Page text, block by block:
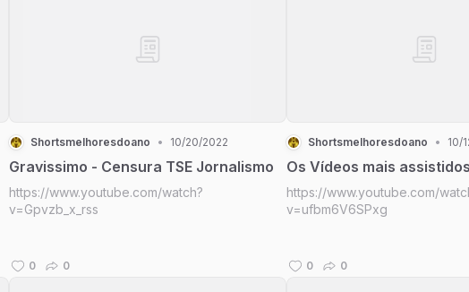
Shortsmelhoresdoano • 10/20/2022
Gravissimo - Censura TSE Jornalismo
https://www.youtube.com/watch?
v=Gpvzb_x_rss
0 0
Shortsmelhoresdoano • 10/
Os Vídeos mais
https://www.youtube.com/
v=ufbm6V6SPxg
0 0